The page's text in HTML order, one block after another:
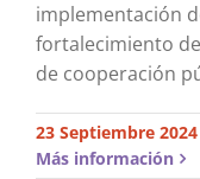
implementación
fortalecimiento
de cooperación
23 Septiembre 2024
Más información